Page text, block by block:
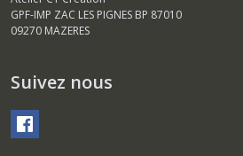
GPF-IMP ZAC LES PIGNES BP 87010
09270 MAZERES
Suivez nous